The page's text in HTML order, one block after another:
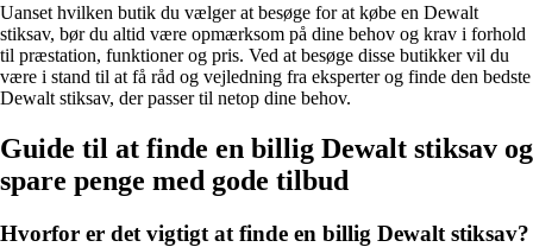
Uanset hvilken butik du vælger at besøge for at købe en Dewalt
stiksav, bør du altid være opmærksom på dine behov og krav i forhold
til præstation, funktioner og pris. Ved at besøge disse butikker vil du
være i stand til at få råd og vejledning fra eksperter og finde den bedste
Dewalt stiksav, der passer til netop dine behov.
Guide til at finde en billig Dewalt stiksav og
spare penge med gode tilbud
Hvorfor er det vigtigt at finde en billig Dewalt stiksav?